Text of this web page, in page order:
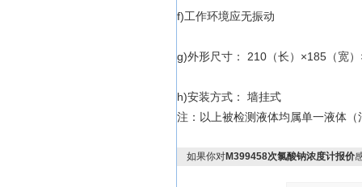
f)工作环境应无振动
g)外形尺寸： 210（长）×185（宽
h)安装方式： 墙挂式
注：以上被检测液体均属单一液体
如果你对M399458次氯酸钠浓度计报价